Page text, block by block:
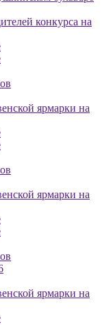
конкурса на
ярмарки на
ярмарки на
ярмарки на